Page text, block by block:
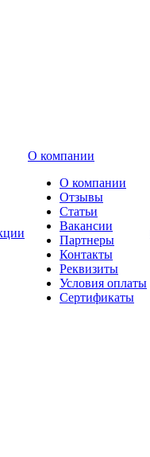
О компании
О компании
Отзывы
Статьи
Вакансии
Партнеры
Контакты
Реквизиты
Условия оплаты
Сертификаты